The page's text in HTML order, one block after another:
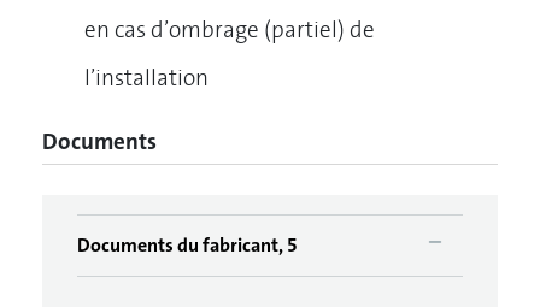
en cas d’ombrage (partiel) de
l’installation
Documents
Documents du fabricant, 5